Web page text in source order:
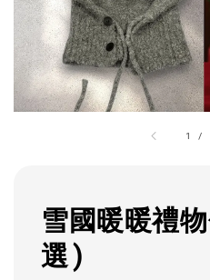
1 /
雪國暖暖禮
選)